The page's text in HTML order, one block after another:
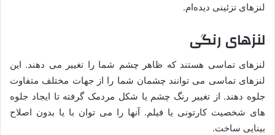
لنزهای تزئینی دیده‌ام.
لنزهای رنگی
لنزهای تماسی هستند که ظاهر چشم شما را تغییر می دهند. این
لنزهای تماسی می توانند چشمان شما را از جهات مختلف متفاوت
جلوه دهند. از تغییر رنگ چشم یا شکل مردمک گرفته تا ایجاد جلوه
های شخصیت کارتونی یا فیلم. آنها را می توان با یا بدون اصلاح
بینایی ساخت.